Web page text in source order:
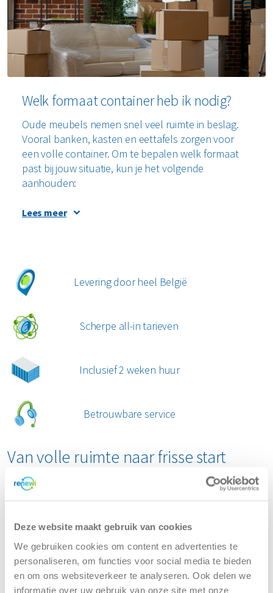
Deze website maakt gebruik van cookies
We gebruiken cookies om content en advertenties te
personaliseren, om functies voor social media te bieden
en om ons websiteverkeer te analyseren. Ook delen we
informatie over uw gebruik van onze site met onze
Welk formaat container heb ik nodig?
Oude meubels nemen snel veel ruimte in beslag.
Vooral banken, kasten en eettafels zorgen voor
een volle container. Om te bepalen welk formaat
past bij jouw situatie, kun je het volgende
aanhouden:
Ideaal voor een verhuizing.
woning leegmaakt. Dankzij de extra capaciteit
Twijfel je over het type container of het formaat?
Neem contact met ons op. We geven je graag
advies op basis van jouw plannen. Zo voorkom je
dat je te weinig ruimte hebt of onnodig teveel
betaalt.
Lees meer
Levering door heel België
Scherpe all-in tarieven
Inclusief 2 weken huur
Betrouwbare service
Van volle ruimte naar frisse start
Wil je ruimte maken voor iets nieuws of gewoon opruimen
wat in de weg staat? Een grofvuilcontainer helpt je om
gebruikt. Je hoeft niets uit elkaar te halen of af te voeren,
dat doen wij voor je.
Afvalcontainers voor iedere klus